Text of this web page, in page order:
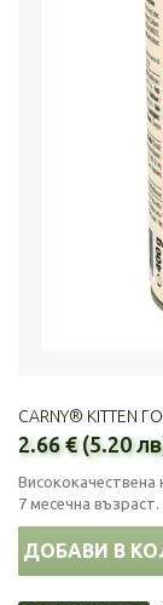
CARNY® KITTEN
2.66 € (5.20
Висококачествена
7 месечна възраст.
ДОБАВИ В